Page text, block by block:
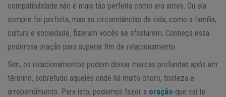
compatibilidade não é mais tão perfeita como era antes. Ou ela
sempre foi perfeita, mas as circunstâncias da vida, como a família,
cultura e sociedade, fizeram vocês se afastarem. Conheça essa
poderosa oração para superar fim de relacionamento.
Sim, os relacionamentos podem deixar marcas profundas após um
término, sobretudo aqueles onde há muito choro, tristeza e
arrependimento. Para isto, podemos fazer a oração que vai te